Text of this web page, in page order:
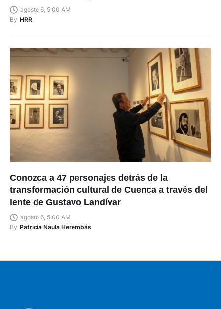
agosto 6, 5:00 AM
By HRR
Conozca a 47 personajes detrás de la
transformación cultural de Cuenca a través del
lente de Gustavo Landívar
agosto 6, 5:00 AM
By Patricia Naula Herembás